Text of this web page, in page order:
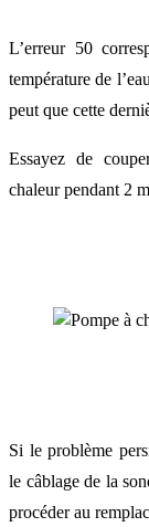
L’erreur 50
température de
peut que cette
Essayez de
chaleur pendant 2
Si le problème
le câblage de la
procéder au